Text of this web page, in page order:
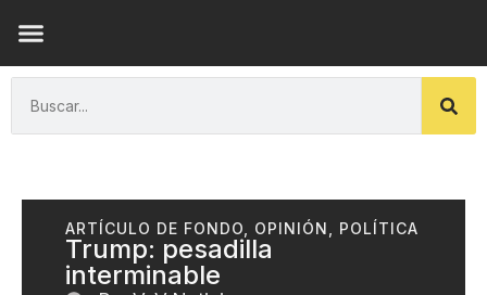
ARTÍCULO DE FONDO OPINIÓN POLÍTICA
Trump: pesadilla
interminable